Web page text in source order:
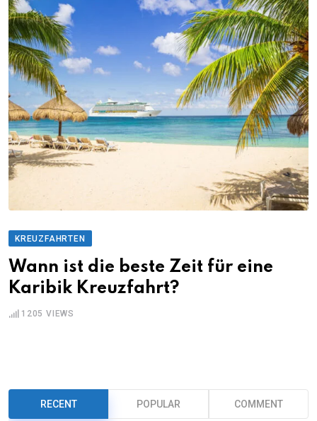
KREUZFAHRTEN
Wann ist die beste Zeit für eine
Karibik Kreuzfahrt?
1205 VIEWS
RECENT POPULAR COMMENT